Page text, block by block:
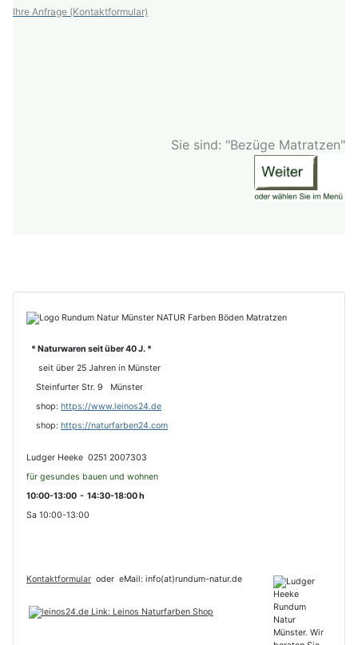
Ihre Anfrage (Kontaktformular)
Sie sind: "Bezüge Matratzen"
* Naturwaren seit über 40 J. *
seit über 25 Jahren in Münster
Steinfurter Str. 9 Münster
shop: https://www.leinos24.de
shop: https://naturfarben24.com
Ludger Heeke 0251 2007303
für gesundes bauen und wohnen
10:00-13:00 - 14:30-18:00 h
Sa 10:00-13:00
Kontaktformular oder eMail: info(at)rundum-natur.de